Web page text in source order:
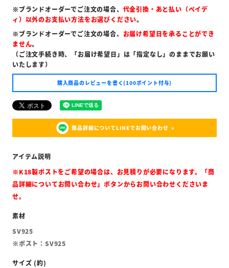
※ブランドオーダーでご注文の場合、 代金引換・あと払い（ペイデ
ィ）以外のお支払い方法をお選びください。
※ブランドオーダーでご注文の場合、 お届け希望日を承ることができ
ません。
（ご注文手続き時、「お届け希望日」は「指定なし」のままでお願い
いたします）
購入商品のレビューを書く(100ポイント付与)
商品詳細についてLINEでお問い合わせ
※K18製ポストをご希望の場合は、お見積りが必要になります。「商
品詳細についてお問い合わせ」ボタンからお問い合わせくださいま
せ。
SV925
※ポスト：SV925